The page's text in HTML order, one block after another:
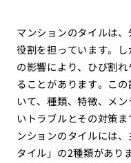
マンションのタイルは
役割を担っています。
の影響により、ひび割
ることがあります。こ
いて、種類、特徴、メ
いトラブルとその対策
ンションのタイルには
タイル」の2種類があり